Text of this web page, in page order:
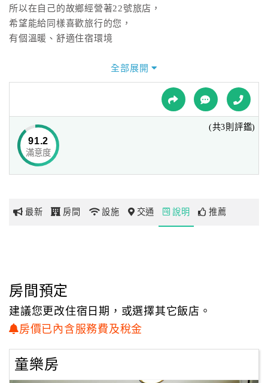
民
宿
球
網
玩
地
圖
顧
務
所以在自己的故鄉經營著22號旅店，
希望能給同樣喜歡旅行的您，
有個溫暖、舒適住宿環境
全部展開
91.2
滿意度
(共3則評鑑)
最新 房間 設施 交通 說明 推薦
房間預定
建議您更改住宿日期，或選擇其它飯店。
房價已內含服務費及稅金
童樂房